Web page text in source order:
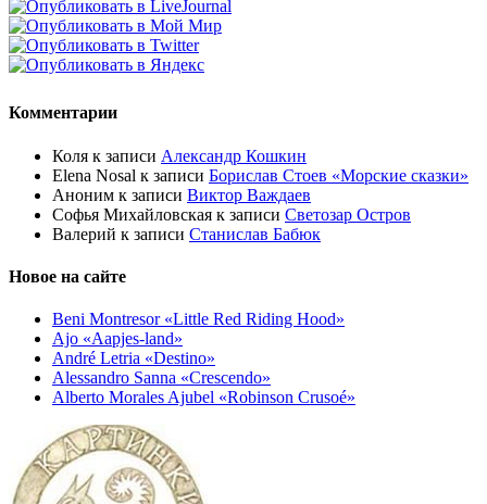
Комментарии
Коля к записи Александр Кошкин
Elena Nosal к записи Борислав Стоев «Морские сказки»
Аноним к записи Виктор Важдаев
Софья Михайловская к записи Светозар Остров
Валерий к записи Станислав Бабюк
Новое на сайте
Beni Montresor «Little Red Riding Hood»
Ajo «Aapjes-land»
André Letria «Destino»
Alessandro Sanna «Crescendo»
Alberto Morales Ajubel «Robinson Crusoé»